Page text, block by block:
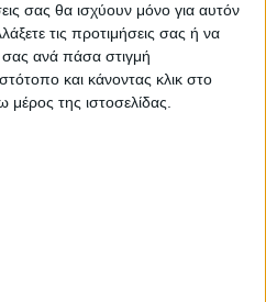
σας θα ισχύουν μόνο για αυτόν
τις προτιμήσεις σας ή να
ανά πάσα στιγμή
και κάνοντας κλικ στο
της ιστοσελίδας.